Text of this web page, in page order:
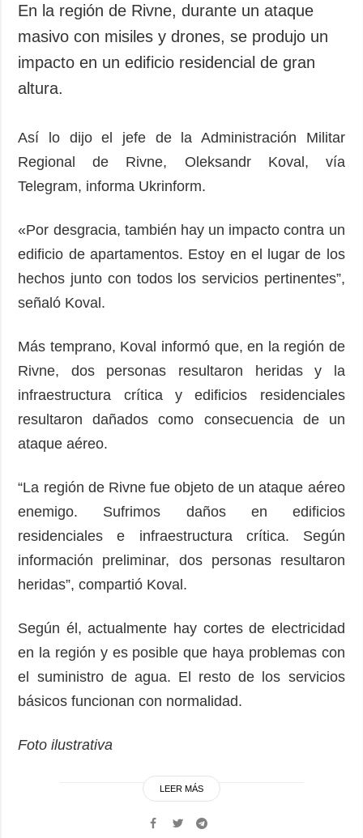
En la región de Rivne, durante un ataque
masivo con misiles y drones, se produjo un
impacto en un edificio residencial de gran
altura.
Así lo dijo el jefe de la Administración Militar
Regional de Rivne, Oleksandr Koval, vía
Telegram, informa Ukrinform.
«Por desgracia, también hay un impacto contra un
edificio de apartamentos. Estoy en el lugar de los
hechos junto con todos los servicios pertinentes”,
señaló Koval.
Más temprano, Koval informó que, en la región de
Rivne, dos personas resultaron heridas y la
infraestructura crítica y edificios residenciales
resultaron dañados como consecuencia de un
ataque aéreo.
“La región de Rivne fue objeto de un ataque aéreo
enemigo. Sufrimos daños en edificios
residenciales e infraestructura crítica. Según
información preliminar, dos personas resultaron
heridas”, compartió Koval.
Según él, actualmente hay cortes de electricidad
en la región y es posible que haya problemas con
el suministro de agua. El resto de los servicios
básicos funcionan con normalidad.
Foto ilustrativa
LEER MÁS